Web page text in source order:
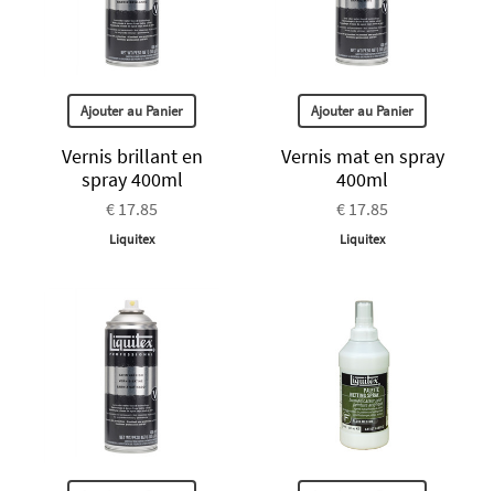
Ajouter au Panier
Vernis brillant en
spray 400ml
€ 17.85
Liquitex
Ajouter au Panier
Vernis mat en spray
400ml
€ 17.85
Liquitex